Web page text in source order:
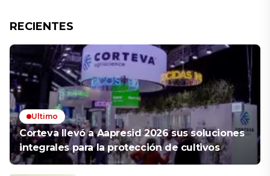
RECIENTES
Ultimo
Corteva llevó a Aapresid 2026 sus soluciones
integrales para la protección de cultivos